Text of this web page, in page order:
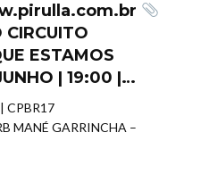
CIRCUITO
ESTAMOS
| 19:00 |…
CPBR17
MANÉ GARRINCHA –